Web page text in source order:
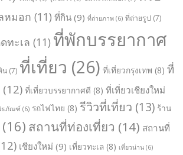
หมอก (11) ที่กิน (9) ที่ถ่ายภาพ (6) ที่ถ่ายรูป (7)
ทะเล (11) ที่พักบรรยากาศ
น (7) ที่เที่ยว (26) ที่เที่ยวกรุงเทพ (8) ที่
(12) ที่เที่ยวบรรยากาศดี (8) ที่เที่ยวเชียงใหม่
ธภัณฑ์ (6) รถไฟไทย (8) รีวิวที่เที่ยว (13) ร้าน
(16) สถานที่ท่องเที่ยว (14) สถานที่
เชียงใหม่ (9) เที่ยวทะเล (8) เที่ยวน่าน (6)